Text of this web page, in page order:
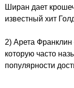
Ширан дает
известный хит
2) Арета
которую часто
популярности